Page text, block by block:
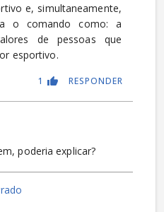
e, simultaneamente,
o comando como: a
de pessoas que
esportivo.
RESPONDER
1
poderia explicar?